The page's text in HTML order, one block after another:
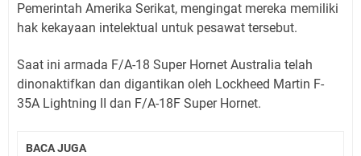
Pemerintah Amerika Serikat, mengingat mereka memiliki
hak kekayaan intelektual untuk pesawat tersebut.
Saat ini armada F/A-18 Super Hornet Australia telah
dinonaktifkan dan digantikan oleh Lockheed Martin F-
35A Lightning II dan F/A-18F Super Hornet.
BACA JUGA